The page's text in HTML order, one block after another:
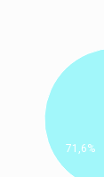
71,6%